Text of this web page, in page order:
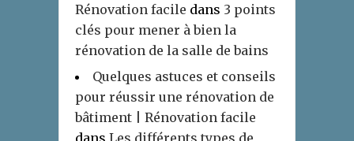
Rénovation facile dans 3 points
clés pour mener à bien la
rénovation de la salle de bains
Quelques astuces et conseils
pour réussir une rénovation de
bâtiment | Rénovation facile